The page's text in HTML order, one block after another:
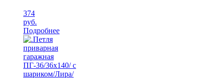
374
руб.
Подробнее